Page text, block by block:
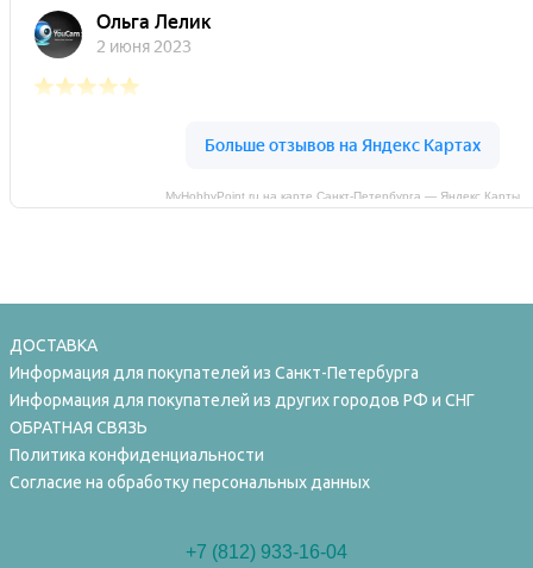
MyHobbyPoint.ru на карте Санкт‑Петербурга — Яндекс Карты
ДОСТАВКА
Информация для покупателей из Санкт-Петербурга
Информация для покупателей из других городов РФ и СНГ
ОБРАТНАЯ СВЯЗЬ
Политика конфиденциальности
Согласие на обработку персональных данных
+7 (812) 933-16-04